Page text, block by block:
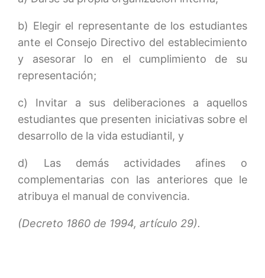
b) Elegir el representante de los estudiantes
ante el Consejo Directivo del establecimiento
y asesorar lo en el cumplimiento de su
representación;
c) Invitar a sus deliberaciones a aquellos
estudiantes que presenten iniciativas sobre el
desarrollo de la vida estudiantil, y
d) Las demás actividades afines o
complementarias con las anteriores que le
atribuya el manual de convivencia.
(Decreto 1860 de 1994, artículo 29).